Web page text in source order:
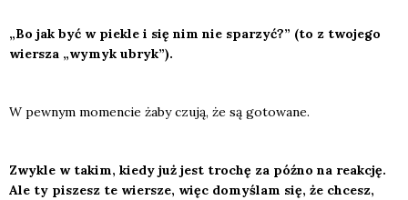
„Bo jak być w pie­kle i się nim nie spa­rzyć?” (to z two­je­go
wier­sza „wymyk ubryk”).
W pew­nym momen­cie żaby czu­ją, że są goto­wa­ne.
Zwy­kle w takim, kie­dy już jest tro­chę za póź­no na reak­cję.
Ale ty piszesz te wier­sze, więc domy­ślam się, że chcesz,